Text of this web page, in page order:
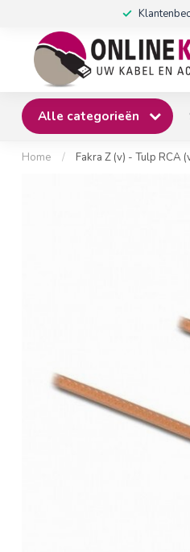
Alle categorieën
Home / Fakra Z (v) - Tulp RCA